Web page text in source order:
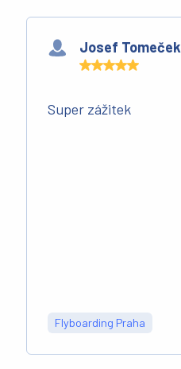
Josef Tomeček
Super zážitek
Flyboarding Praha